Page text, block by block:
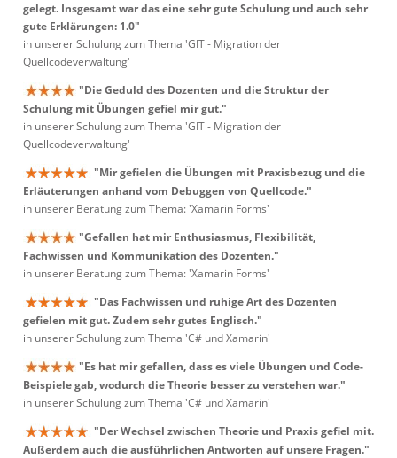
gelegt. Insgesamt war das eine sehr gute Schulung und auch sehr
gute Erklärungen: 1.0"
in unserer Schulung zum Thema 'GIT - Migration der
Quellcodeverwaltung'
"Die Geduld des Dozenten und die Struktur der
Schulung mit Übungen gefiel mir gut."
in unserer Schulung zum Thema 'GIT - Migration der
Quellcodeverwaltung'
"Mir gefielen die Übungen mit Praxisbezug und die
Erläuterungen anhand vom Debuggen von Quellcode."
in unserer Beratung zum Thema: 'Xamarin Forms'
"Gefallen hat mir Enthusiasmus, Flexibilität,
Fachwissen und Kommunikation des Dozenten."
in unserer Beratung zum Thema: 'Xamarin Forms'
"Das Fachwissen und ruhige Art des Dozenten
gefielen mit gut. Zudem sehr gutes Englisch."
in unserer Schulung zum Thema 'C# und Xamarin'
"Es hat mir gefallen, dass es viele Übungen und Code-
Beispiele gab, wodurch die Theorie besser zu verstehen war."
in unserer Schulung zum Thema 'C# und Xamarin'
"Der Wechsel zwischen Theorie und Praxis gefiel mit.
Außerdem auch die ausführlichen Antworten auf unsere Fragen."